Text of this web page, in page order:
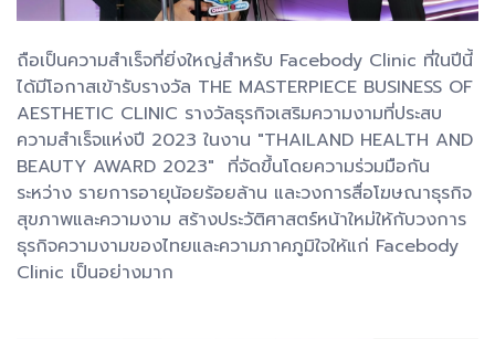
ถือเป็นความสำเร็จที่ยิ่งใหญ่สำหรับ Facebody Clinic ที่ในปีนี้
ได้มีโอกาสเข้ารับรางวัล THE MASTERPIECE BUSINESS OF
AESTHETIC CLINIC รางวัลธุรกิจเสริมความงามที่ประสบ
ความสำเร็จแห่งปี 2023 ในงาน "THAILAND HEALTH AND
BEAUTY AWARD 2023" ที่จัดขึ้นโดยความร่วมมือกัน
ระหว่าง รายการอายุน้อยร้อยล้าน และวงการสื่อโฆษณาธุรกิจ
สุขภาพและความงาม สร้างประวัติศาสตร์หน้าใหม่ให้กับวงการ
ธุรกิจความงามของไทยและความภาคภูมิใจให้แก่ Facebody
Clinic เป็นอย่างมาก